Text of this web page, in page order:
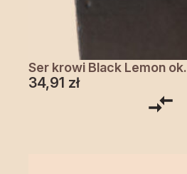
Ser krowi Black Lemon
34,91 zł